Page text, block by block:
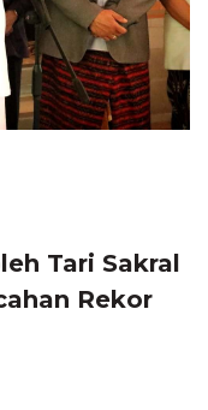
Tari Sakral
Rekor